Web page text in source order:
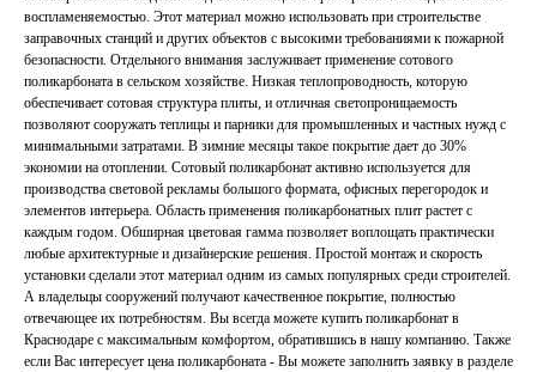
воспламеняемостью. Этот материал можно использовать при строительстве
заправочных станций и других объектов с высокими требованиями к пожарной
безопасности. Отдельного внимания заслуживает применение сотового
поликарбоната в сельском хозяйстве. Низкая теплопроводность, которую
обеспечивает сотовая структура плиты, и отличная светопроницаемость
позволяют сооружать теплицы и парники для промышленных и частных нужд с
минимальными затратами. В зимние месяцы такое покрытие дает до 30%
экономии на отоплении. Сотовый поликарбонат активно используется для
производства световой рекламы большого формата, офисных перегородок и
элементов интерьера. Область применения поликарбонатных плит растет с
каждым годом. Обширная цветовая гамма позволяет воплощать практически
любые архитектурные и дизайнерские решения. Простой монтаж и скорость
установки сделали этот материал одним из самых популярных среди строителей.
А владельцы сооружений получают качественное покрытие, полностью
отвечающее их потребностям. Вы всегда можете купить поликарбонат в
Краснодаре с максимальным комфортом, обратившись в нашу компанию. Также
если Вас интересует цена поликарбоната - Вы можете заполнить заявку в разделе